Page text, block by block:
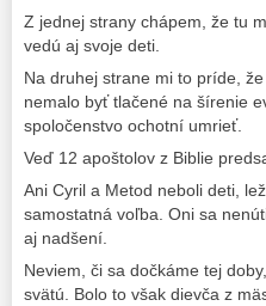
Z jednej strany chápem, že tu
vedú aj svoje deti.
Na druhej strane mi to príde,
nemalo byť tlačené na šírenie
spoločenstvo ochotní umrieť.
Veď 12 apoštolov z Biblie
Ani Cyril a Metod neboli deti,
samostatná voľba. Oni sa
aj nadšení.
Neviem, či sa dočkáme tej
svätú. Bolo to však dievča z